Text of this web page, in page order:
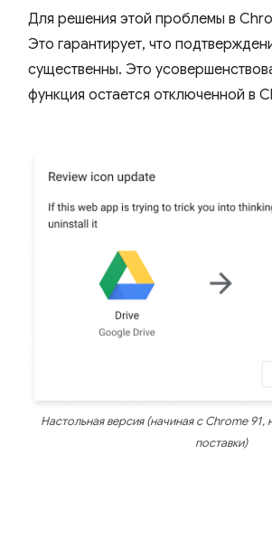
Для решения этой проблемы в
Это гарантирует, что
существенны. Это
функция остается отключенной в
Настольная версия (начиная с Chrome 91,
поставки)